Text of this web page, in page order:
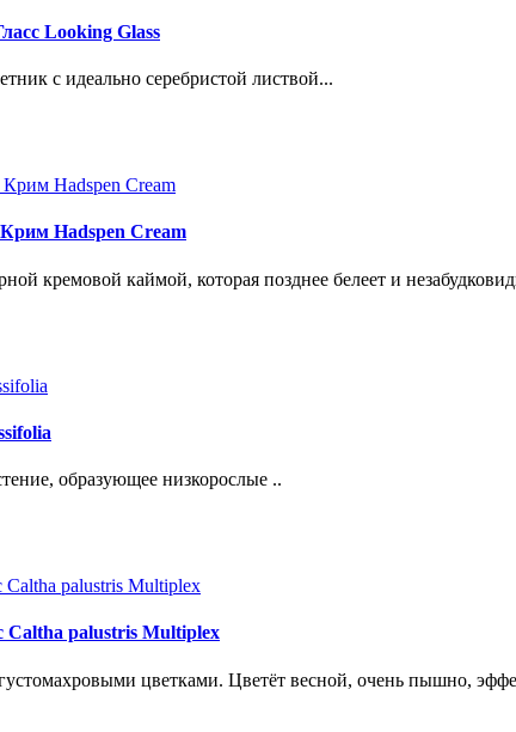
Looking Glass
с идеально серебристой листвой...
Hadspen Cream
кремовой каймой, которая позднее белеет и
образующее низкорослые ..
Caltha palustris Multiplex
цветками. Цветёт весной, очень пышно,